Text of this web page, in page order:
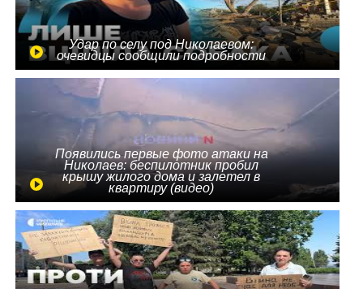
Удар по селу под Николаевом:
очевидцы сообщили подробности
Появились первые фото атаки на
Николаев: беспилотник пробил
крышу жилого дома и залетел в
квартиру (видео)